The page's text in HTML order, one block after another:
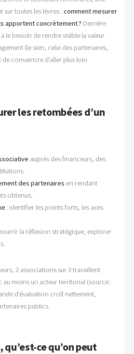
toutes les lèvres : comment mesurer
apportent concrètement ? Derrière
le besoin de rendre visible la valeur
(le sien, celui des partenaires,
convaincre d’aller plus loin
les retombées d’un
auprès des financeurs, des
des partenaires en rendant
obtenus.
: identifier les points forts, les axes
la réflexion stratégique, explorer
2 associations sur 3 travaillent
au moins un acteur territorial (source :
d’évaluation croît nettement,
publics.
ce qu’on peut